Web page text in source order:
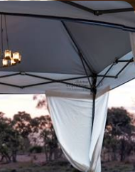
- Le Botswana en
à la savane, un magnifique
L'Okavango & sa région